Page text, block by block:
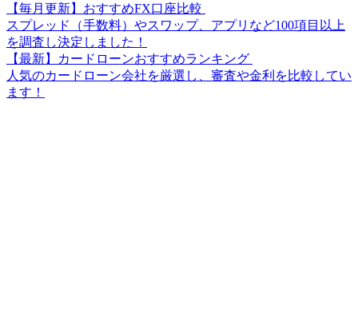
【毎月更新】おすすめFX口座比較
スプレッド（手数料）やスワップ、アプリなど100項目以上
を調査し決定しました！
【最新】カードローンおすすめランキング
人気のカードローン会社を厳選し、審査や金利を比較してい
ます！